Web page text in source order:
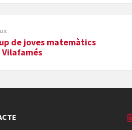
de joves matemàtics